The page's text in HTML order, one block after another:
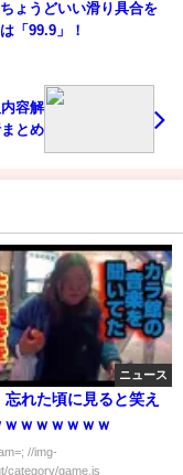
ょうどいい滑り具合を
「99.9」！
容解
とめ
ニュース
忘れた頃に見ると笑え
ｗｗｗｗｗｗ
//img-
category/game.js